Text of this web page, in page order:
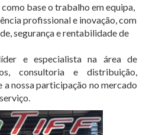
base o trabalho em equipa,
profissional e inovação, com
segurança e rentabilidade de
e especialista na área de
consultoria e distribuição,
nossa participação no mercado